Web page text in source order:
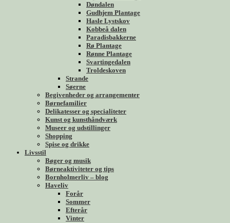
Døndalen
Gudhjem Plantage
Hasle Lystskov
Kobbeå dalen
Paradisbakkerne
Rø Plantage
Rønne Plantage
Svartingedalen
Troldeskoven
Strande
Søerne
Begivenheder og arrangementer
Børnefamilier
Delikatesser og specialiteter
Kunst og kunsthåndværk
Museer og udstillinger
Shopping
Spise og drikke
Livsstil
Bøger og musik
Børneaktiviteter og tips
Bornholmerliv – blog
Haveliv
Forår
Sommer
Efterår
Vinter